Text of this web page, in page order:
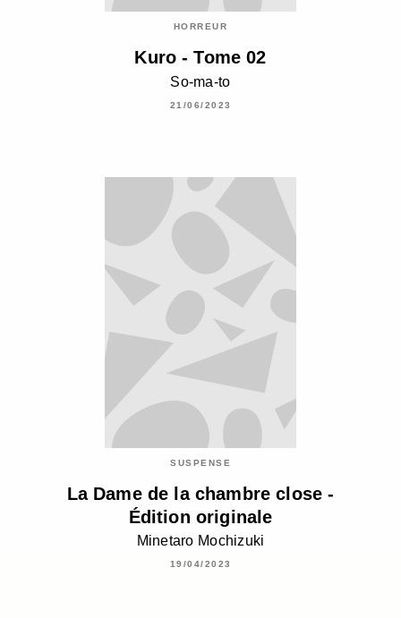
HORREUR
Kuro - Tome 02
So-ma-to
21/06/2023
SUSPENSE
La Dame de la chambre close -
Édition originale
Minetaro Mochizuki
19/04/2023